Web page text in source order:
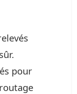
pour